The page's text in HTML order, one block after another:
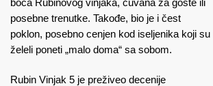
posebne trenutke. Takođe, bio je i čest
poklon, posebno cenjen kod iseljenika koji su
želeli poneti „malo doma“ sa sobom.
Rubin Vinjak 5 je preživeo decenije